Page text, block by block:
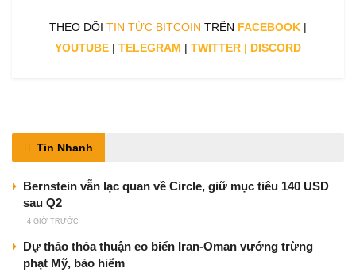
THEO DÕI TIN TỨC BITCOIN TRÊN FACEBOOK |
YOUTUBE | TELEGRAM | TWITTER | DISCORD
Tin Nhanh
Bernstein vẫn lạc quan về Circle, giữ mục tiêu 140 USD
sau Q2
4 GIỜ TRƯỚC
Dự thảo thỏa thuận eo biển Iran-Oman vướng trừng
phạt Mỹ, bảo hiểm